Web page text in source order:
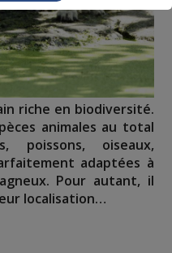
riche en biodiversité.
animales au total
poissons, oiseaux,
adaptées à
Pour autant, il
localisation…